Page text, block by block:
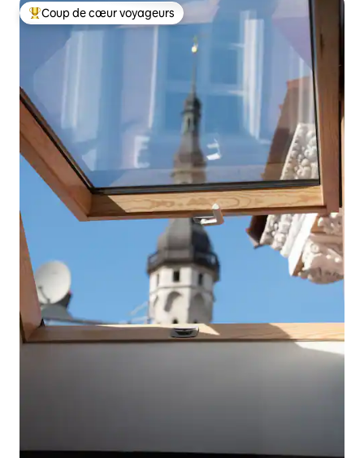
Coups de cœur voyageurs les plus appréciés
Coup de cœur voyageurs